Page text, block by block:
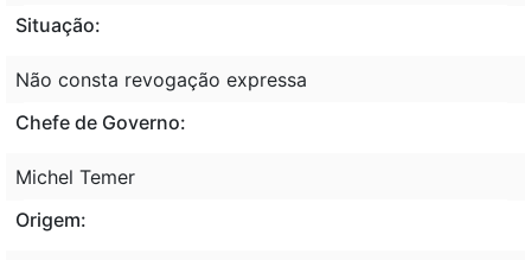
Situação:
Não consta revogação expressa
Chefe de Governo:
Michel Temer
Origem: